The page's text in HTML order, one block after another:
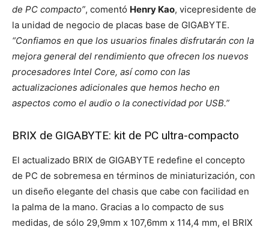
de PC compacto”, comentó Henry Kao, vicepresidente de
la unidad de negocio de placas base de GIGABYTE.
“Confiamos en que los usuarios finales disfrutarán con la
mejora general del rendimiento que ofrecen los nuevos
procesadores Intel Core, así como con las
actualizaciones adicionales que hemos hecho en
aspectos como el audio o la conectividad por USB.”
BRIX de GIGABYTE: kit de PC ultra-compacto
El actualizado BRIX de GIGABYTE redefine el concepto
de PC de sobremesa en términos de miniaturización, con
un diseño elegante del chasis que cabe con facilidad en
la palma de la mano. Gracias a lo compacto de sus
medidas, de sólo 29,9mm x 107,6mm x 114,4 mm, el BRIX